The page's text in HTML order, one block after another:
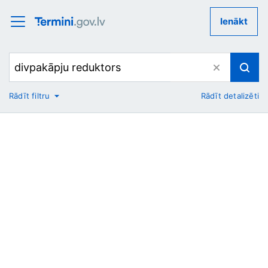
Ienākt
No
Rādīt filtru Rādīt detalizēti